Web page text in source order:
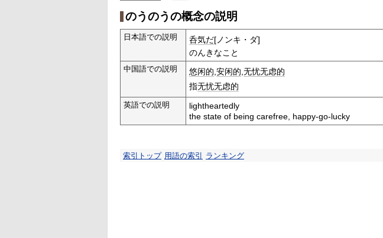
のうのうの概念の説明
日本語での説明 呑気だ[ノンキ・ダ]
のんきなこと
中国語での説明 悠闲的 安闲的 无忧无虑的
指无忧无虑的
英語での説明
lightheartedly
the state of being carefree, happy-go-lucky
索引トップ 用語の索引 ランキング